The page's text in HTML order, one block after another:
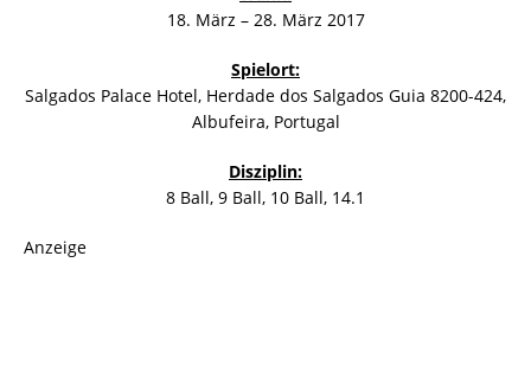
18. März – 28. März 2017
Spielort:
Salgados Palace Hotel, Herdade dos Salgados Guia 8200-424,
Albufeira, Portugal
Disziplin:
8 Ball, 9 Ball, 10 Ball, 14.1
Anzeige